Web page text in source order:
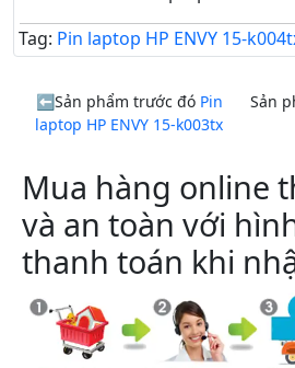
Tag: Pin laptop HP ENVY 15-
Sản phẩm trước đó Pin
laptop HP ENVY 15-k003tx
Sản
Mua hàng online
và an toàn với
thanh toán khi